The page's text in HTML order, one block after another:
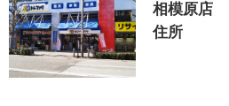
相模原店
住所